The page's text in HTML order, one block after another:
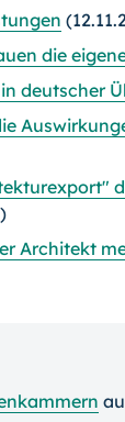
die
deutscher
Architekt